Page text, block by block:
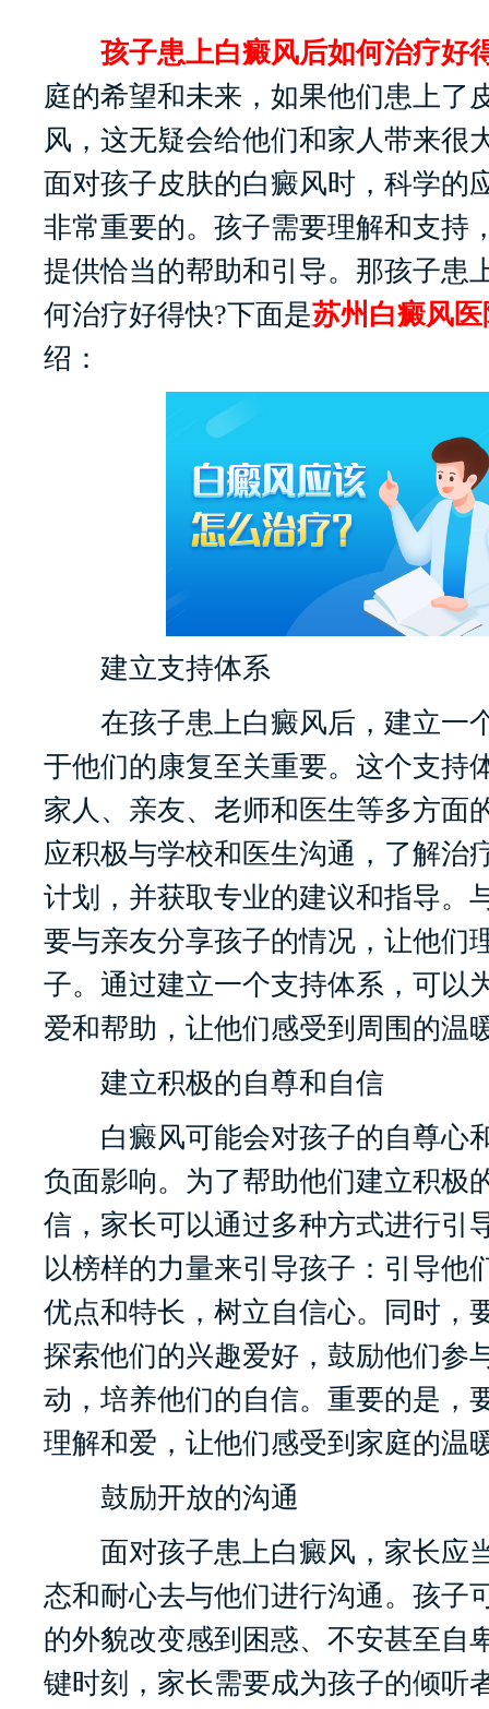
孩子患上白癜风后如何治疗好
庭的希望和未来，如果他们患上了
风，这无疑会给他们和家人带来很
面对孩子皮肤的白癜风时，科学的
非常重要的。孩子需要理解和支持
提供恰当的帮助和引导。那孩子患
何治疗好得快?下面是苏州白癜风医
绍：
建立支持体系
在孩子患上白癜风后，建立一
于他们的康复至关重要。这个支持
家人、亲友、老师和医生等多方面
应积极与学校和医生沟通，了解治
计划，并获取专业的建议和指导。
要与亲友分享孩子的情况，让他们
子。通过建立一个支持体系，可以
爱和帮助，让他们感受到周围的温
建立积极的自尊和自信
白癜风可能会对孩子的自尊心
负面影响。为了帮助他们建立积极
信，家长可以通过多种方式进行引
以榜样的力量来引导孩子：引导他
优点和特长，树立自信心。同时，
探索他们的兴趣爱好，鼓励他们参
动，培养他们的自信。重要的是，
理解和爱，让他们感受到家庭的温
鼓励开放的沟通
面对孩子患上白癜风，家长应
态和耐心去与他们进行沟通。孩子
的外貌改变感到困惑、不安甚至自
键时刻，家长需要成为孩子的倾听